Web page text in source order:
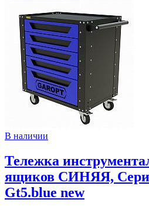
В наличии
Тележка
ящиков СИНЯЯ,
Gt5.blue new